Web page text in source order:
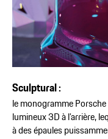
Sculptural :
le monogramme
lumineux 3D à l’arrière,
à des épaules